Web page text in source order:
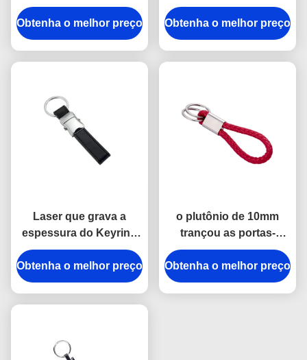
verde da fita de
Debossing prendem
com correias a
Obtenha o melhor preço
plutônio do logotipo de
Debossing em volta da
espessura de 6.5mm
Obtenha o melhor preço
Laser que grava a
espessura do Keyring
9mm do couro de Mini
Key Holder Souvenir
Personalised
Obtenha o melhor preço
o plutônio de 10mm
trançou as portas-
chaves de couro
Debossing Logo Car
Key Ring Holder
Obtenha o melhor preço